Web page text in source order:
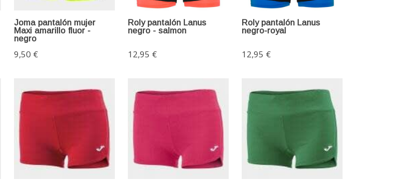
Joma pantalón mujer
Maxi amarillo fluor -
negro
9,50 €
Roly pantalón Lanus
negro - salmon
12,95 €
Roly pantalón Lanus
negro-royal
12,95 €